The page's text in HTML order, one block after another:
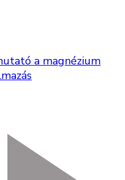
a magnézium